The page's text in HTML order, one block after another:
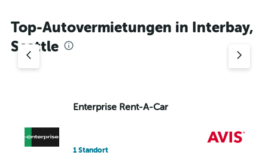
Top-Autovermietungen in Interbay,
Seattle
Enterprise Rent-A-Car
1 Standort